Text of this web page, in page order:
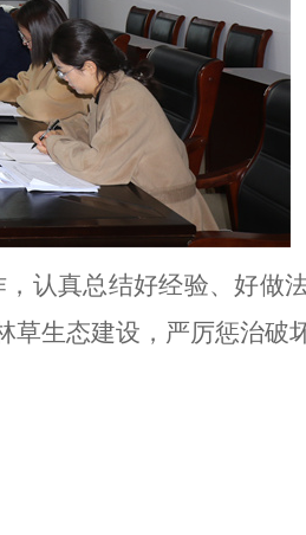
认真总结好经验、好做
生态建设，严厉惩治破